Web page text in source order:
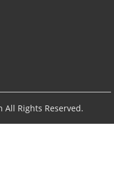
Rights Reserved.